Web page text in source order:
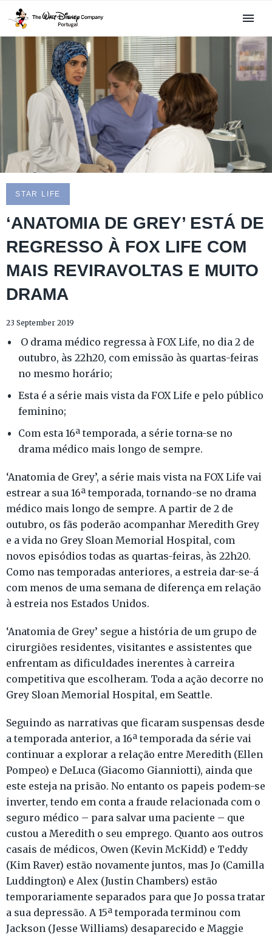
STAR LIFE
‘ANATOMIA DE GREY’ ESTÁ DE
REGRESSO À FOX LIFE COM
MAIS REVIRAVOLTAS E MUITO
DRAMA
23 September 2019
O drama médico regressa à FOX Life, no dia 2 de
outubro, às 22h20, com emissão às quartas-feiras
no mesmo horário;
Esta é a série mais vista da FOX Life e pelo público
feminino;
Com esta 16ª temporada, a série torna-se no
drama médico mais longo de sempre.
‘Anatomia de Grey’, a série mais vista na FOX Life vai
estrear a sua 16ª temporada, tornando-se no drama
médico mais longo de sempre. A partir de 2 de
outubro, os fãs poderão acompanhar Meredith Grey
e a vida no Grey Sloan Memorial Hospital, com
novos episódios todas as quartas-feiras, às 22h20.
Como nas temporadas anteriores, a estreia dar-se-á
com menos de uma semana de diferença em relação
à estreia nos Estados Unidos.
‘Anatomia de Grey’ segue a história de um grupo de
cirurgiões residentes, visitantes e assistentes que
enfrentam as dificuldades inerentes à carreira
competitiva que escolheram. Toda a ação decorre no
Grey Sloan Memorial Hospital, em Seattle.
Seguindo as narrativas que ficaram suspensas desde
a temporada anterior, a 16ª temporada da série vai
continuar a explorar a relação entre Meredith (Ellen
Pompeo) e DeLuca (Giacomo Gianniotti), ainda que
este esteja na prisão. No entanto os papeis podem-se
inverter, tendo em conta a fraude relacionada com o
seguro médico – para salvar uma paciente – que
custou a Meredith o seu emprego. Quanto aos outros
casais de médicos, Owen (Kevin McKidd) e Teddy
(Kim Raver) estão novamente juntos, mas Jo (Camilla
Luddington) e Alex (Justin Chambers) estão
temporariamente separados para que Jo possa tratar
a sua depressão. A 15ª temporada terminou com
Jackson (Jesse Williams) desaparecido e Maggie